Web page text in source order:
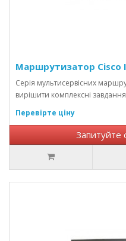
Маршрутизатор Cisco
Серія мультисервісних
вирішити комплексні
Перевірте ціну
Запитуйте